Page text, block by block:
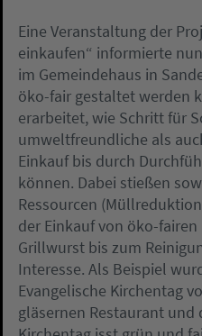
Eine Veranstaltung der
einkaufen“ informierte
im Gemeindehaus in
öko-fair gestaltet werden
erarbeitet, wie Schritt für
umweltfreundliche als
Einkauf bis durch
können. Dabei stießen
Ressourcen
der Einkauf von öko-
Grillwurst bis zum
Interesse. Als Beispiel
Evangelische Kirchentag
gläsernen Restaurant und